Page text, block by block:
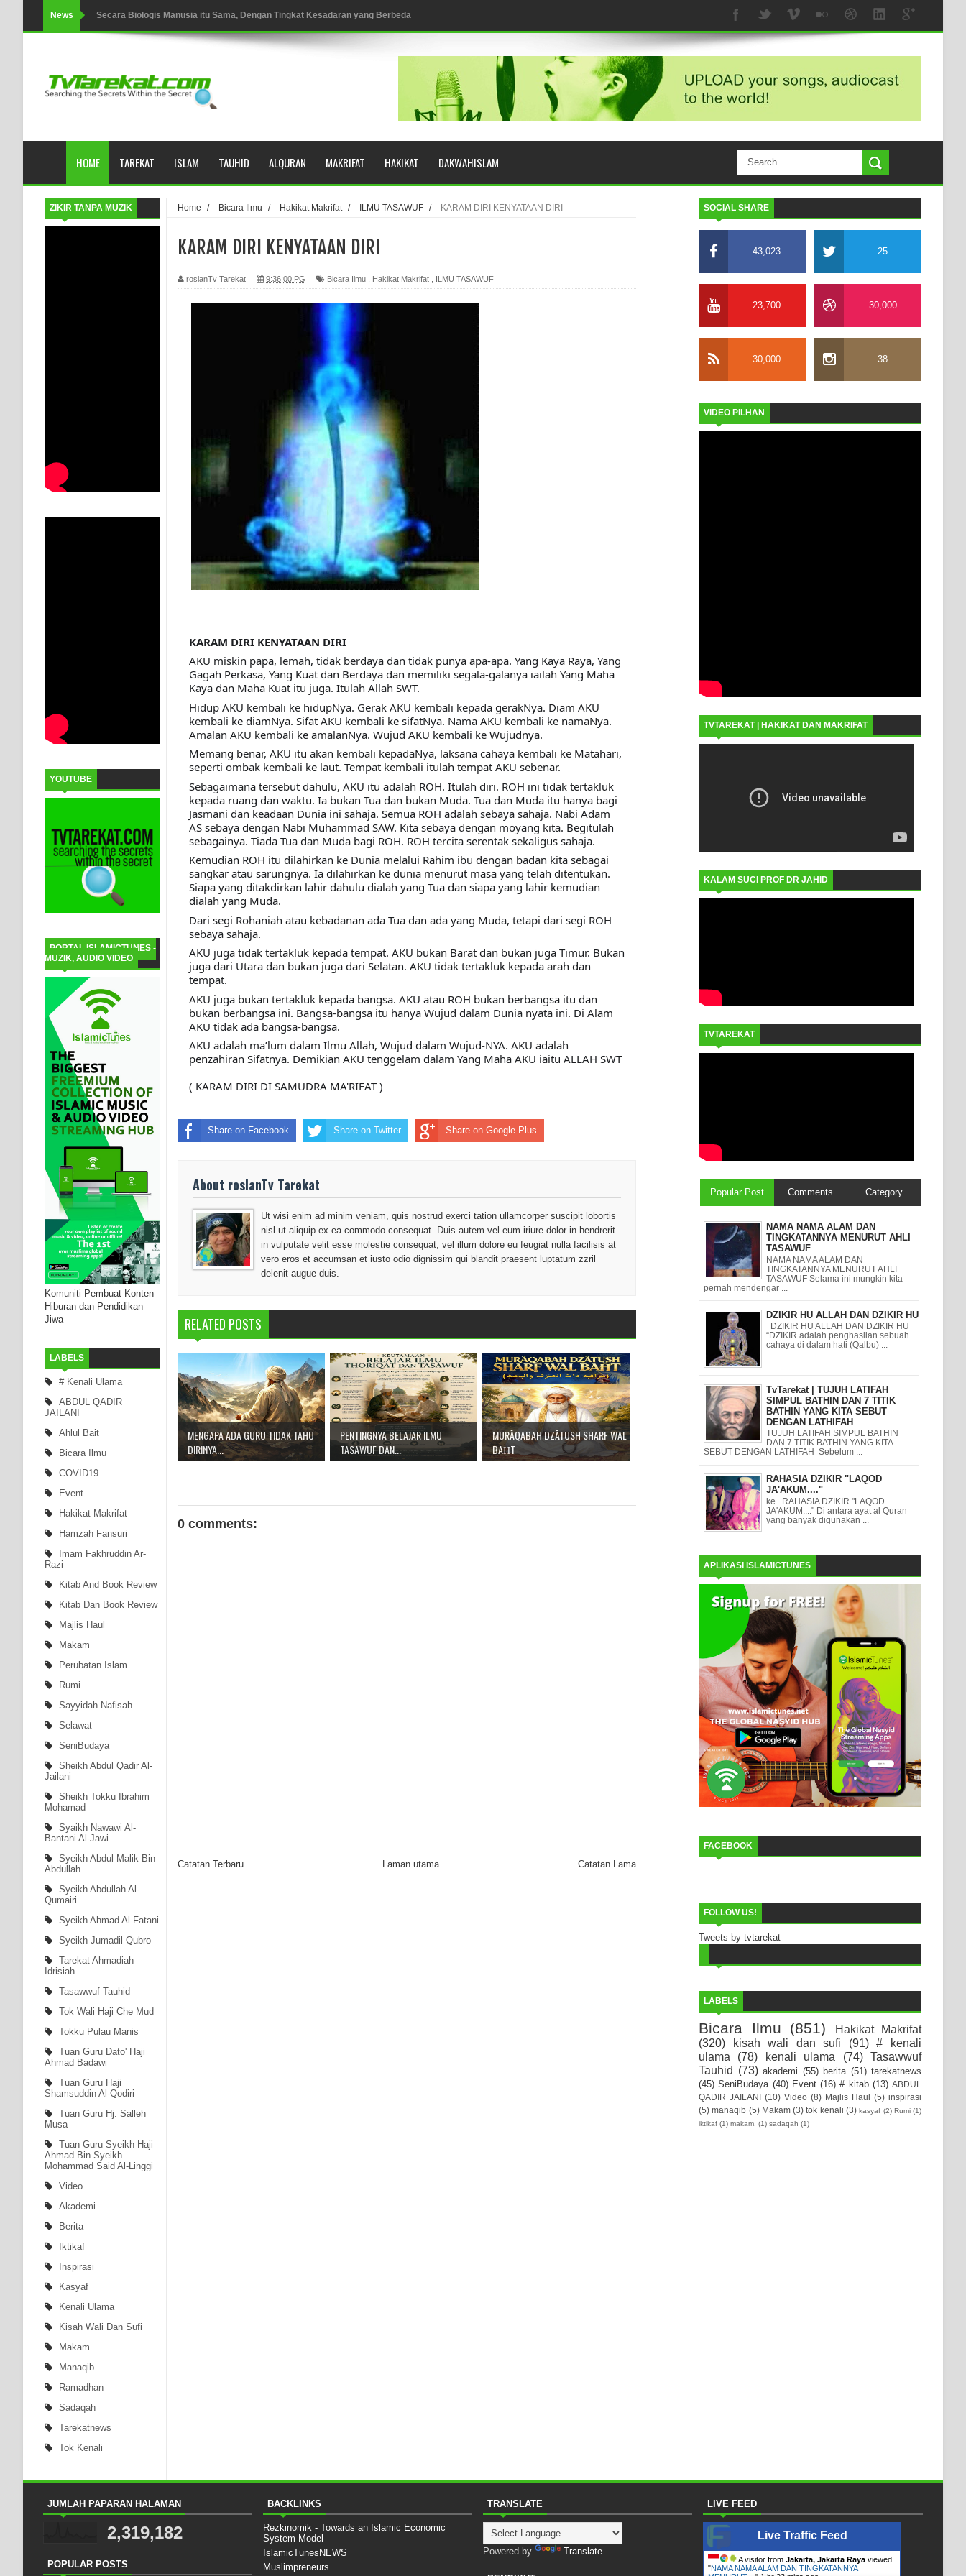
News Secara Biologis Manusia itu Sama, Dengan Tingkat Kesadaran yang Berbeda
WAHDATUL WUJUD, WAHDATU SYUHUD, DAN MANUNGGALING KAWULA GUSTI
WAHDATUL WUJUD ITU APA..??
HIKMAH AL-HIKAM IMAM IBNU ‘AṬĀ’ILLĀH - Peringkat-peringkat Zikir
AHLI SUFFAH: GOLONGAN SUFI PERTAMA DI ZAMAN RASULULLAH SAW?
Integritas amanah.
WAHDATUL WUJUD (IBNU ARABI) DAN WAHDATUS SYUHUD (AHMAD SIRHINDI)
MUKASYAFAH MENURUT AHL AL-SUNNAH WAL JAMA'AH: BUKAN SEKADAR MELIHAT, TETAPI MENGENAL DIRI
Syahadat… tapi belum benar-benar menyaksikan.
KISAH WALI SUFI, YANG BACAAN SURAT AL-FATIHAHNYA TIDAK FASIH. TAPI SINGA PUN TUNDUK PADANYA
SHAYKH TAREKAT ATAU TUKANG SIHIR? JANGAN MUDAH TERPESONA, JANGAN JUGA MUDAH MENGHUKUM
DI TANGAN MURSYID, CINTA MENEMUKAN JALAN PULANG
RAWATAN TAREKAT: APABILA ALLAH MENYEMBUHKAN HATI, JIWA TURUT MENJADI KUAT
TASAWUF: BUKAN AJARAN PELIK, TETAPI JALAN MEMBERSIHKAN HATI
"Kotoran Yang Paling Bahaya Bukan Pada Pakaian, Tetapi Pada Qalbi"
HOME TAREKAT ISLAM TAUHID ALQURAN MAKRIFAT HAKIKAT DAKWAHISLAM
ZIKIR TANPA MUZIK
YOUTUBE
PORTAL ISLAMICTUNES -
MUZIK, AUDIO VIDEO
Komuniti Pembuat Konten
Hiburan dan Pendidikan
Jiwa
LABELS
# Kenali Ulama
ABDUL QADIR
JAILANI
Ahlul Bait
Bicara Ilmu
COVID19
Event
Hakikat Makrifat
Hamzah Fansuri
Imam Fakhruddin Ar-
Razi
Kitab And Book Review
Kitab Dan Book Review
Majlis Haul
Makam
Perubatan Islam
Rumi
Sayyidah Nafisah
Selawat
SeniBudaya
Sheikh Abdul Qadir Al-
Jailani
Sheikh Tokku Ibrahim
Mohamad
Syaikh Nawawi Al-
Bantani Al-Jawi
Syeikh Abdul Malik Bin
Abdullah
Syeikh Abdullah Al-
Qumairi
Syeikh Ahmad Al Fatani
Syeikh Jumadil Qubro
Tarekat Ahmadiah
Idrisiah
Tasawwuf Tauhid
Tok Wali Haji Che Mud
Tokku Pulau Manis
Tuan Guru Dato' Haji
Ahmad Badawi
Tuan Guru Haji
Shamsuddin Al-Qodiri
Tuan Guru Hj. Salleh
Musa
Tuan Guru Syeikh Haji
Ahmad Bin Syeikh
Mohammad Said Al-Linggi
Video
Akademi
Berita
Iktikaf
Inspirasi
Kasyaf
Kenali Ulama
Kisah Wali Dan Sufi
Makam.
Manaqib
Ramadhan
Sadaqah
Tarekatnews
Tok Kenali
Home / Bicara Ilmu / Hakikat Makrifat / ILMU TASAWUF / KARAM DIRI KENYATAAN DIRI
KARAM DIRI KENYATAAN DIRI
roslanTv Tarekat 9:36:00 PG Bicara Ilmu Hakikat Makrifat ILMU TASAWUF
KARAM DIRI KENYATAAN DIRI
AKU miskin papa, lemah, tidak berdaya dan tidak punya apa-apa. Yang Kaya Raya, Yang
Gagah Perkasa, Yang Kuat dan Berdaya dan memiliki segala-galanya iailah Yang Maha
Kaya dan Maha Kuat itu juga. Itulah Allah SWT.
Hidup AKU kembali ke hidupNya. Gerak AKU kembali kepada gerakNya. Diam AKU
kembali ke diamNya. Sifat AKU kembali ke sifatNya. Nama AKU kembali ke namaNya.
Amalan AKU kembali ke amalanNya. Wujud AKU kembali ke Wujudnya.
Memang benar, AKU itu akan kembali kepadaNya, laksana cahaya kembali ke Matahari,
seperti ombak kembali ke laut. Tempat kembali itulah tempat AKU sebenar.
Sebagaimana tersebut dahulu, AKU itu adalah ROH. Itulah diri. ROH ini tidak tertakluk
kepada ruang dan waktu. Ia bukan Tua dan bukan Muda. Tua dan Muda itu hanya bagi
Jasmani dan keadaan Dunia ini sahaja. Semua ROH adalah sebaya sahaja. Nabi Adam
AS sebaya dengan Nabi Muhammad SAW. Kita sebaya dengan moyang kita. Begitulah
sebagainya. Tiada Tua dan Muda bagi ROH. ROH tercita serentak sekaligus sahaja.
Kemudian ROH itu dilahirkan ke Dunia melalui Rahim ibu dengan badan kita sebagai
sangkar atau sarungnya. Ia dilahirkan ke dunia menurut masa yang telah ditentukan.
Siapa yang ditakdirkan lahir dahulu dialah yang Tua dan siapa yang lahir kemudian
dialah yang Muda.
Dari segi Rohaniah atau kebadanan ada Tua dan ada yang Muda, tetapi dari segi ROH
sebaya sahaja.
AKU juga tidak tertakluk kepada tempat. AKU bukan Barat dan bukan juga Timur. Bukan
juga dari Utara dan bukan juga dari Selatan. AKU tidak tertakluk kepada arah dan
tempat.
AKU juga bukan tertakluk kepada bangsa. AKU atau ROH bukan berbangsa itu dan
bukan berbangsa ini. Bangsa-bangsa itu hanya Wujud dalam Dunia nyata ini. Di Alam
AKU tidak ada bangsa-bangsa.
AKU adalah ma’lum dalam Ilmu Allah, Wujud dalam Wujud-NYA. AKU adalah
penzahiran Sifatnya. Demikian AKU tenggelam dalam Yang Maha AKU iaitu ALLAH SWT
( KARAM DIRI DI SAMUDRA MA'RIFAT )
Share on Facebook Share on Twitter Share on Google Plus
About roslanTv Tarekat
Ut wisi enim ad minim veniam, quis nostrud exerci tation ullamcorper suscipit lobortis
nisl ut aliquip ex ea commodo consequat. Duis autem vel eum iriure dolor in hendrerit
in vulputate velit esse molestie consequat, vel illum dolore eu feugiat nulla facilisis at
vero eros et accumsan et iusto odio dignissim qui blandit praesent luptatum zzril
delenit augue duis.
RELATED POSTS
MENGAPA ADA GURU TIDAK TAHU
DIRINYA...
PENTINGNYA BELAJAR ILMU
TASAWUF DAN...
MURĀQABAH DZĀTUSH SHARF WAL
BAḤT
0 comments:
Catatan Terbaru Catatan Lama
Laman utama
SOCIAL SHARE
43,023 25
23,700 30,000
30,000 38
VIDEO PILHAN
TVTAREKAT | HAKIKAT DAN MAKRIFAT
KALAM SUCI PROF DR JAHID
TVTAREKAT
Popular Post Comments Category
NAMA NAMA ALAM DAN
TINGKATANNYA MENURUT AHLI
TASAWUF
NAMA NAMA ALAM DAN
TINGKATANNYA MENURUT AHLI
TASAWUF Selama ini mungkin kita
pernah mendengar ...
DZIKIR HU ALLAH DAN DZIKIR HU
DZIKIR HU ALLAH DAN DZIKIR HU
“DZIKIR adalah penghasilan sebuah
cahaya di dalam hati (Qalbu) ...
TvTarekat | TUJUH LATIFAH
SIMPUL BATHIN DAN 7 TITIK
BATHIN YANG KITA SEBUT
DENGAN LATHIFAH
TUJUH LATIFAH SIMPUL BATHIN
DAN 7 TITIK BATHIN YANG KITA
SEBUT DENGAN LATHIFAH Sebelum ...
RAHASIA DZIKIR "LAQOD
JA'AKUM...."
ke RAHASIA DZIKIR "LAQOD
JA'AKUM...." Di antara ayat al Quran
yang banyak digunakan ...
APLIKASI ISLAMICTUNES
FACEBOOK
FOLLOW US!
Tweets by tvtarekat
LABELS
Bicara Ilmu (851)
Hakikat Makrifat
(320)
kisah wali dan sufi (91)
# kenali
ulama
(78) kenali ulama (74)
Tasawwuf
Tauhid (73) akademi (55) berita (51) tarekatnews
(45) SeniBudaya (40) Event (16) # kitab (13) ABDUL
QADIR JAILANI
(10) Video (8) Majlis Haul (5) inspirasi
(5) manaqib (5) Makam (3) tok kenali (3) kasyaf (2) Rumi (1)
iktikaf (1) makam. (1) sadaqah (1)
JUMLAH PAPARAN HALAMAN
2,319,182
POPULAR POSTS
BACKLINKS
Rezkinomik - Towards an Islamic Economic
System Model
IslamicTunesNEWS
Muslimpreneurs
TRANSLATE
Powered by Translate
LIVE FEED
Live Traffic Feed
A visitor from Jakarta, Jakarta Raya viewed
"NAMA NAMA ALAM DAN TINGKATANNYA